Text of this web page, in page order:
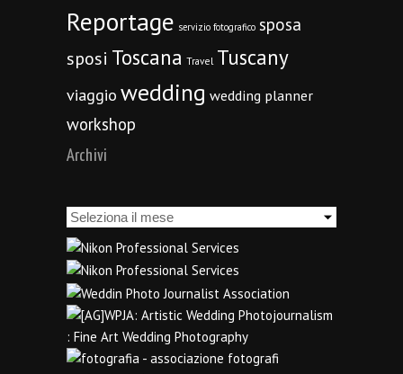
Reportage servizio fotografico sposa
sposi Toscana Travel Tuscany
viaggio wedding wedding planner
workshop
Archivi
Archivi